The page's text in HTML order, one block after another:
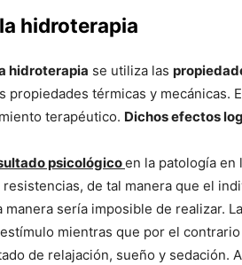
hidroterapia
hidroterapia se utiliza las
propiedades térmicas y mecánicas.
terapéutico. Dichos efectos
psicológicoen la patologí­a en
de tal manera que el
sería imposible de realizar.
mientras que por el
de relajación, sueño y sedación.